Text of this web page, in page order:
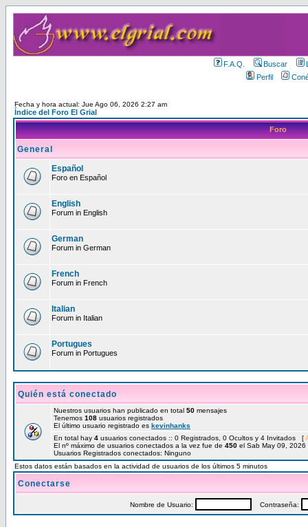
F.A.Q. Buscar
Perfil
Fecha y hora actual: Jue Ago 06, 2026 2:27 am
Índice del Foro El Grial
Foro
General
Español
Foro en Español
English
Forum in English
German
Forum in German
French
Forum in French
Italian
Forum in Italian
Portugues
Forum in Portugues
Quién está conectado
Nuestros usuarios han publicado en total 50 mensajes
Tenemos 108 usuarios registrados
El último usuario registrado es kevinhanks
En total hay 4 usuarios conectados :: 0 Registrados, 0 Ocultos y 4 Invitados [
El nº máximo de usuarios conectados a la vez fue de 450 el Sab May 09, 2026
Usuarios Registrados conectados: Ninguno
Estos datos están basados en la actividad de usuarios de los últimos 5 minutos
Conectarse
Nombre de Usuario: Contraseña: